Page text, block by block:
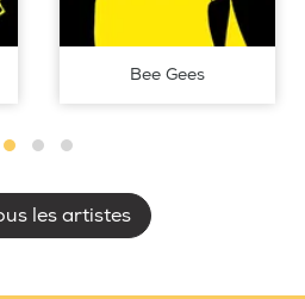
Bee Gees
les artistes